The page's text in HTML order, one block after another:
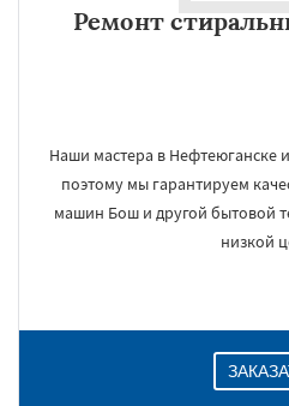
Ремонт
Наши мастера в Нефтеюганске
поэтому мы гарантируем
машин Бош и другой бытовой
низкой